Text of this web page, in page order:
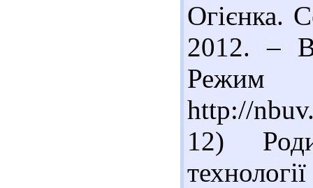
Огієнка.
2012. –
http://
12)